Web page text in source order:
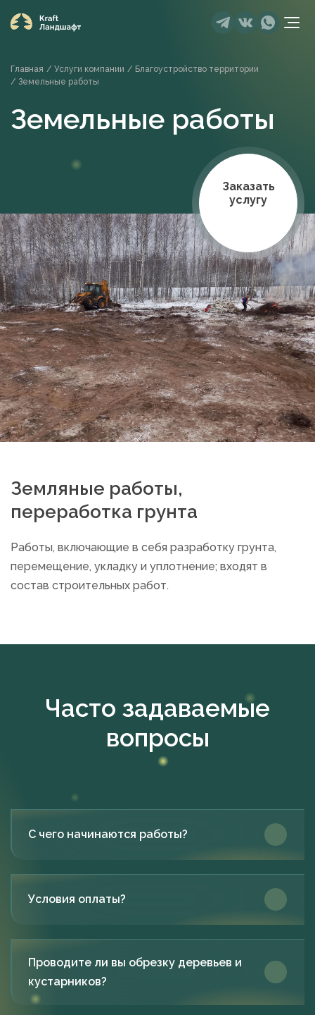
Главная / Услуги компании / Благоустройство территории
/ Земельные работы
Земельные работы
Заказать
услугу
Земляные работы,
переработка грунта
Работы, включающие в себя разработку грунта,
перемещение, укладку и уплотнение; входят в
состав строительных работ.
Часто задаваемые
вопросы
С чего начинаются работы?
Условия оплаты?
Проводите ли вы обрезку деревьев и
кустарников?